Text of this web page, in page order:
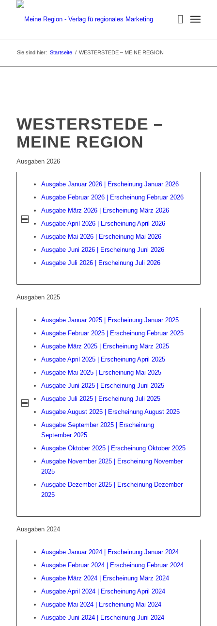
Sie sind hier: Startseite / WESTERSTEDE – MEINE REGION
WESTERSTEDE –
MEINE REGION
Ausgaben 2026
Ausgabe Januar 2026 | Erscheinung Januar 2026
Ausgabe Februar 2026 | Erscheinung Februar 2026
Ausgabe März 2026 | Erscheinung März 2026
Ausgabe April 2026 | Erscheinung April 2026
Ausgabe Mai 2026 | Erscheinung Mai 2026
Ausgabe Juni 2026 | Erscheinung Juni 2026
Ausgabe Juli 2026 | Erscheinung Juli 2026
Ausgaben 2025
Ausgabe Januar 2025 | Erscheinung Januar 2025
Ausgabe Februar 2025 | Erscheinung Februar 2025
Ausgabe März 2025 | Erscheinung März 2025
Ausgabe April 2025 | Erscheinung April 2025
Ausgabe Mai 2025 | Erscheinung Mai 2025
Ausgabe Juni 2025 | Erscheinung Juni 2025
Ausgabe Juli 2025 | Erscheinung Juli 2025
Ausgabe August 2025 | Erscheinung August 2025
Ausgabe September 2025 | Erscheinung
September 2025
Ausgabe Oktober 2025 | Erscheinung Oktober 2025
Ausgabe November 2025 | Erscheinung November
2025
Ausgabe Dezember 2025 | Erscheinung Dezember
2025
Ausgaben 2024
Ausgabe Januar 2024 | Erscheinung Januar 2024
Ausgabe Februar 2024 | Erscheinung Februar 2024
Ausgabe März 2024 | Erscheinung März 2024
Ausgabe April 2024 | Erscheinung April 2024
Ausgabe Mai 2024 | Erscheinung Mai 2024
Ausgabe Juni 2024 | Erscheinung Juni 2024